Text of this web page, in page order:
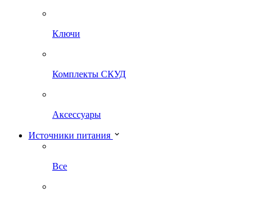
Ключи
Комплекты СКУД
Аксессуары
Источники питания
Все